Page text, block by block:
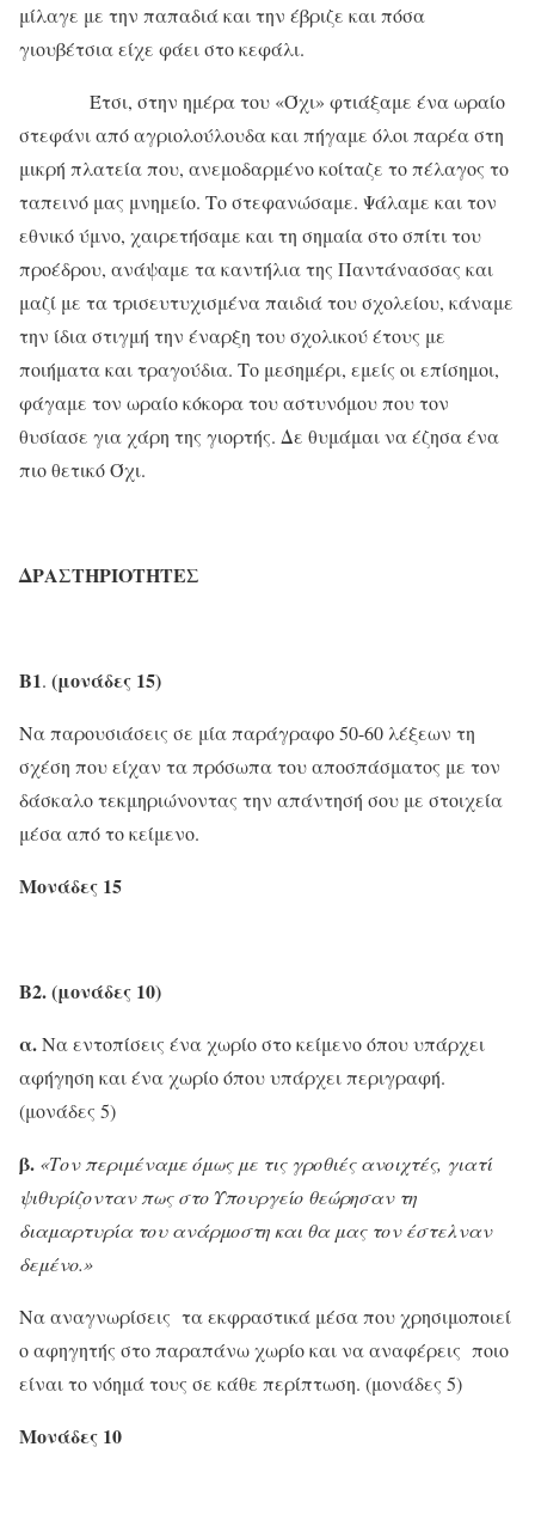
μίλαγε με την παπαδιά και την έβριζε και πόσα
γιουβέτσια είχε φάει στο κεφάλι.
Έτσι, στην ημέρα του «Όχι» φτιάξαμε ένα ωραίο
στεφάνι από αγριολούλουδα και πήγαμε όλοι παρέα στη
μικρή πλατεία που, ανεμοδαρμένο κοίταζε το πέλαγος το
ταπεινό μας μνημείο. Το στεφανώσαμε. Ψάλαμε και τον
εθνικό ύμνο, χαιρετήσαμε και τη σημαία στο σπίτι του
προέδρου, ανάψαμε τα καντήλια της Παντάνασσας και
μαζί με τα τρισευτυχισμένα παιδιά του σχολείου, κάναμε
την ίδια στιγμή την έναρξη του σχολικού έτους με
ποιήματα και τραγούδια. Το μεσημέρι, εμείς οι επίσημοι,
φάγαμε τον ωραίο κόκορα του αστυνόμου που τον
θυσίασε για χάρη της γιορτής. Δε θυμάμαι να έζησα ένα
πιο θετικό Όχι.
ΔΡΑΣΤΗΡΙΟΤΗΤΕΣ
Β1. (μονάδες 15)
Να παρουσιάσεις σε μία παράγραφο 50-60 λέξεων τη
σχέση που είχαν τα πρόσωπα του αποσπάσματος με τον
δάσκαλο τεκμηριώνοντας την απάντησή σου με στοιχεία
μέσα από το κείμενο.
Μονάδες 15
Β2. (μονάδες 10)
α.Να εντοπίσεις ένα χωρίο στο κείμενο όπου υπάρχει
αφήγηση και ένα χωρίο όπου υπάρχει περιγραφή.
(μονάδες 5)
β. «Τον περιμέναμε όμως με τις γροθιές ανοιχτές, γιατί
ψιθυρίζονταν πως στο Υπουργείο θεώρησαν τη
διαμαρτυρία του ανάρμοστη και θα μας τον έστελναν
δεμένο.»
Να αναγνωρίσεις τα εκφραστικά μέσα που χρησιμοποιεί
ο αφηγητής στο παραπάνω χωρίο και να αναφέρεις ποιο
είναι το νόημά τους σε κάθε περίπτωση. (μονάδες 5)
Μονάδες 10